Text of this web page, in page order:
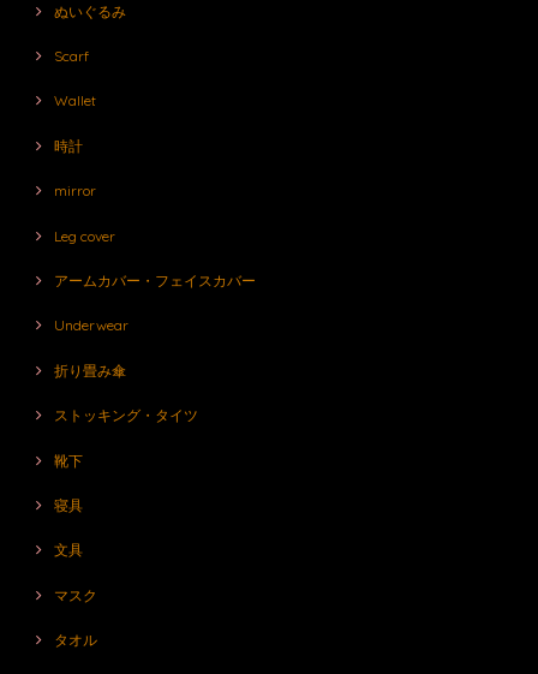
ぬいぐるみ
Scarf
Wallet
時計
mirror
Leg cover
アームカバー・フェイスカバー
Underwear
折り畳み傘
ストッキング・タイツ
靴下
寝具
文具
マスク
タオル